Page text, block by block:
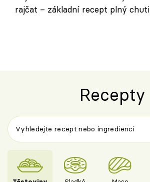
rajčat – základní recept plný chuti
Recepty